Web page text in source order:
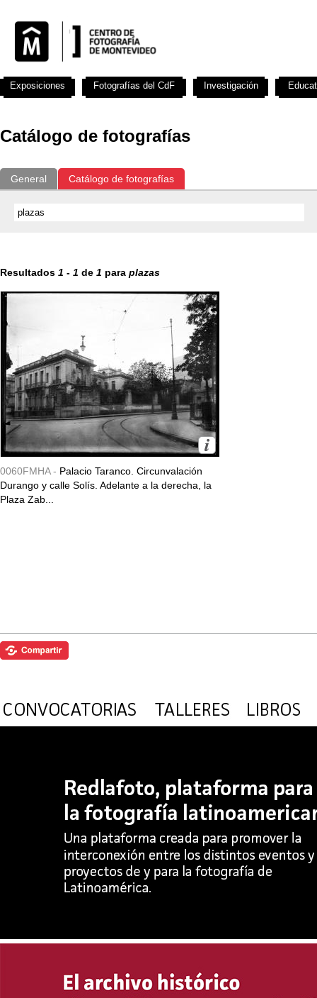
Catálogo de fotografías
General Catálogo de fotografías
Resultados 1 - 1 de 1 para plazas
0060FMHA - Palacio Taranco. Circunvalación
Durango y calle Solís. Adelante a la derecha, la
Plaza Zab...
Exposiciones Fotografías del CdF Investigación